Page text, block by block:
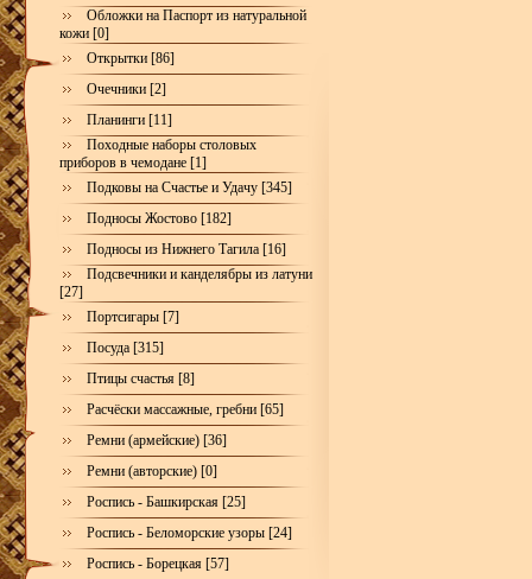
Обложки на Паспорт из натуральной
кожи [0]
Открытки [86]
Очечники [2]
Планинги [11]
Походные наборы столовых
приборов в чемодане [1]
Подковы на Счастье и Удачу [345]
Подносы Жостово [182]
Подносы из Нижнего Тагила [16]
Подсвечники и канделябры из латуни
[27]
Портсигары [7]
Посуда [315]
Птицы счастья [8]
Расчёски массажные, гребни [65]
Ремни (армейские) [36]
Ремни (авторские) [0]
Роспись - Башкирская [25]
Роспись - Беломорские узоры [24]
Роспись - Борецкая [57]